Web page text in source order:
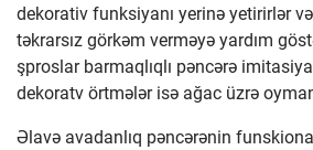
dekorativ funksiyanı yerinə yetirirlər
təkrarsız görkəm verməyə yardım
şproslar barmaqlıqlı pəncərə
dekoratv örtmələr isə ağac üzrə
Əlavə avadanlıq pəncərənin